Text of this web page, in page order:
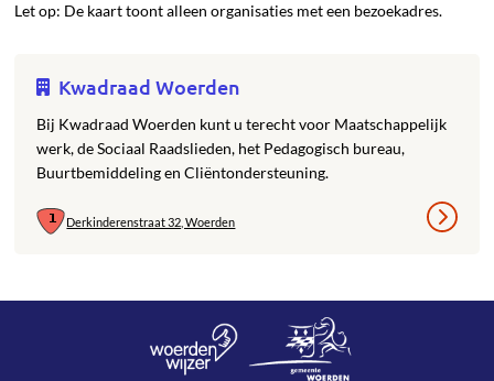
Let op: De kaart toont alleen organisaties met een bezoekadres.
Kwadraad Woerden
Bij Kwadraad Woerden kunt u terecht voor Maatschappelijk
werk, de Sociaal Raadslieden, het Pedagogisch bureau,
Buurtbemiddeling en Cliëntondersteuning.
Derkinderenstraat 32, Woerden